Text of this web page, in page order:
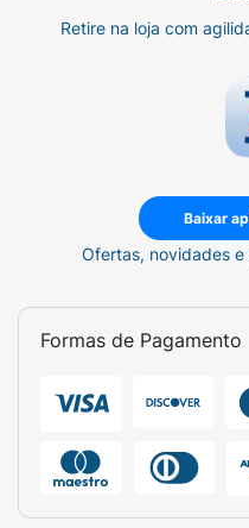
Retire na loja com
Baixar
Ofertas, novidades
Formas de Pagamento